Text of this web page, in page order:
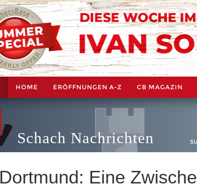
HOME ERÖFFNUNGEN A-Z CB MAGAZIN
Schach Nachrichten
Dortmund: Eine